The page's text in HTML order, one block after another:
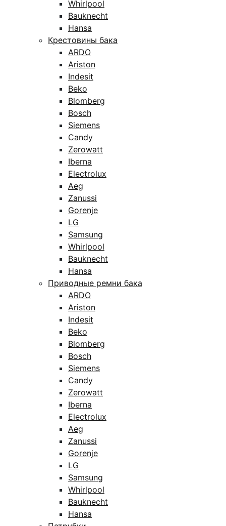
Whirlpool
Bauknecht
Hansa
Крестовины бака
ARDO
Ariston
Indesit
Beko
Blomberg
Bosch
Siemens
Candy
Zerowatt
Iberna
Electrolux
Aeg
Zanussi
Gorenje
LG
Samsung
Whirlpool
Bauknecht
Hansa
Приводные ремни бака
ARDO
Ariston
Indesit
Beko
Blomberg
Bosch
Siemens
Candy
Zerowatt
Iberna
Electrolux
Aeg
Zanussi
Gorenje
LG
Samsung
Whirlpool
Bauknecht
Hansa